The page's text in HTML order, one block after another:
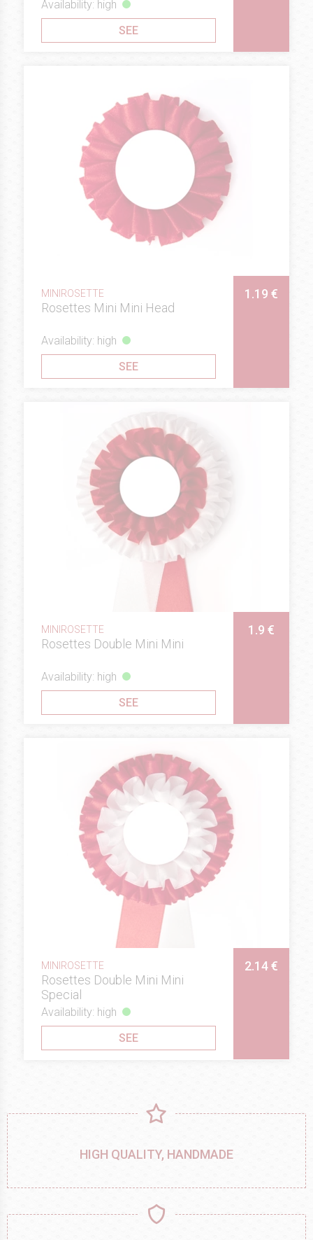
Availability: high
SEE
MINIROSETTE
Rosettes Mini Mini Head
1.19 €
Availability: high
SEE
MINIROSETTE
Rosettes Double Mini Mini
1.9 €
Availability: high
SEE
MINIROSETTE
Rosettes Double Mini Mini
Special
2.14 €
Availability: high
SEE
HIGH QUALITY, HANDMADE